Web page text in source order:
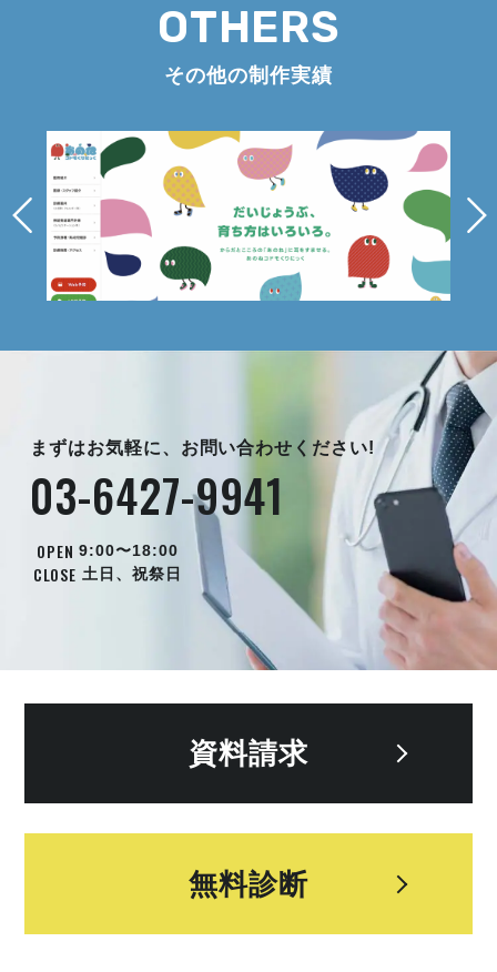
OTHERS
その他の制作実績
まずはお気軽に、お問い合わせください!
03-6427-9941
OPEN 9:00〜18:00
CLOSE 土日、祝祭日
資料請求
無料診断